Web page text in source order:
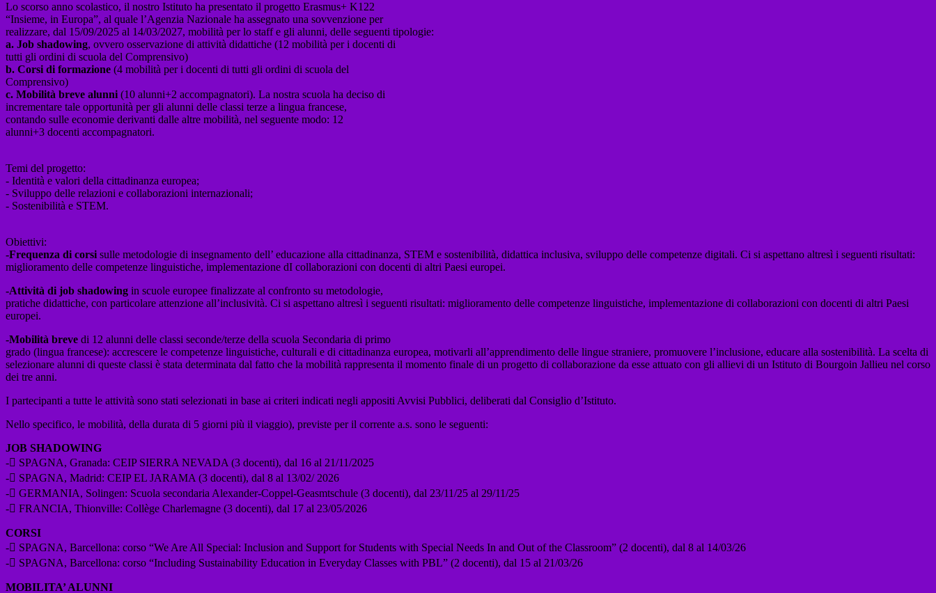
Lo scorso anno scolastico, il nostro Istituto ha presentato il progetto Erasmus+ K122
“Insieme, in Europa”, al quale l’Agenzia Nazionale ha assegnato una sovvenzione per
realizzare, dal 15/09/2025 al 14/03/2027, mobilità per lo staff e gli alunni, delle seguenti tipologie:
a. Job shadowing, ovvero osservazione di attività didattiche (12 mobilità per i docenti di
tutti gli ordini di scuola del Comprensivo)
b. Corsi di formazione (4 mobilità per i docenti di tutti gli ordini di scuola del
Comprensivo)
c. Mobilità breve alunni (10 alunni+2 accompagnatori). La nostra scuola ha deciso di
incrementare tale opportunità per gli alunni delle classi terze a lingua francese,
contando sulle economie derivanti dalle altre mobilità, nel seguente modo: 12
alunni+3 docenti accompagnatori.
Temi del progetto:
- Identità e valori della cittadinanza europea;
- Sviluppo delle relazioni e collaborazioni internazionali;
- Sostenibilità e STEM.
Obiettivi:
-Frequenza di corsi sulle metodologie di insegnamento dell’ educazione alla cittadinanza, STEM e sostenibilità, didattica inclusiva, sviluppo delle competenze digitali. Ci si aspettano altresì i seguenti risultati:
miglioramento delle competenze linguistiche, implementazione dI collaborazioni con docenti di altri Paesi europei.
-Attività di job shadowing in scuole europee finalizzate al confronto su metodologie,
pratiche didattiche, con particolare attenzione all’inclusività. Ci si aspettano altresì i seguenti risultati: miglioramento delle competenze linguistiche, implementazione di collaborazioni con docenti di altri Paesi
europei.
-Mobilità breve di 12 alunni delle classi seconde/terze della scuola Secondaria di primo
grado (lingua francese): accrescere le competenze linguistiche, culturali e di cittadinanza europea, motivarli all’apprendimento delle lingue straniere, promuovere l’inclusione, educare alla sostenibilità. La scelta di
selezionare alunni di queste classi è stata determinata dal fatto che la mobilità rappresenta il momento finale di un progetto di collaborazione da esse attuato con gli allievi di un Istituto di Bourgoin Jallieu nel corso
dei tre anni.
I partecipanti a tutte le attività sono stati selezionati in base ai criteri indicati negli appositi Avvisi Pubblici, deliberati dal Consiglio d’Istituto.
Nello specifico, le mobilità, della durata di 5 giorni più il viaggio), previste per il corrente a.s. sono le seguenti:
JOB SHADOWING
- SPAGNA, Granada: CEIP SIERRA NEVADA (3 docenti), dal 16 al 21/11/2025
- SPAGNA, Madrid: CEIP EL JARAMA (3 docenti), dal 8 al 13/02/ 2026
- GERMANIA, Solingen: Scuola secondaria Alexander-Coppel-Geasmtschule (3 docenti), dal 23/11/25 al 29/11/25
- FRANCIA, Thionville: Collège Charlemagne (3 docenti), dal 17 al 23/05/2026
CORSI
- SPAGNA, Barcellona: corso “We Are All Special: Inclusion and Support for Students with Special Needs In and Out of the Classroom” (2 docenti), dal 8 al 14/03/26
- SPAGNA, Barcellona: corso “Including Sustainability Education in Everyday Classes with PBL” (2 docenti), dal 15 al 21/03/26
MOBILITA’ ALUNNI